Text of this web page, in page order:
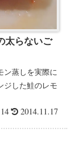
太らないご
ン蒸しを実際に
ジした鮭のレモ
2014.11.17